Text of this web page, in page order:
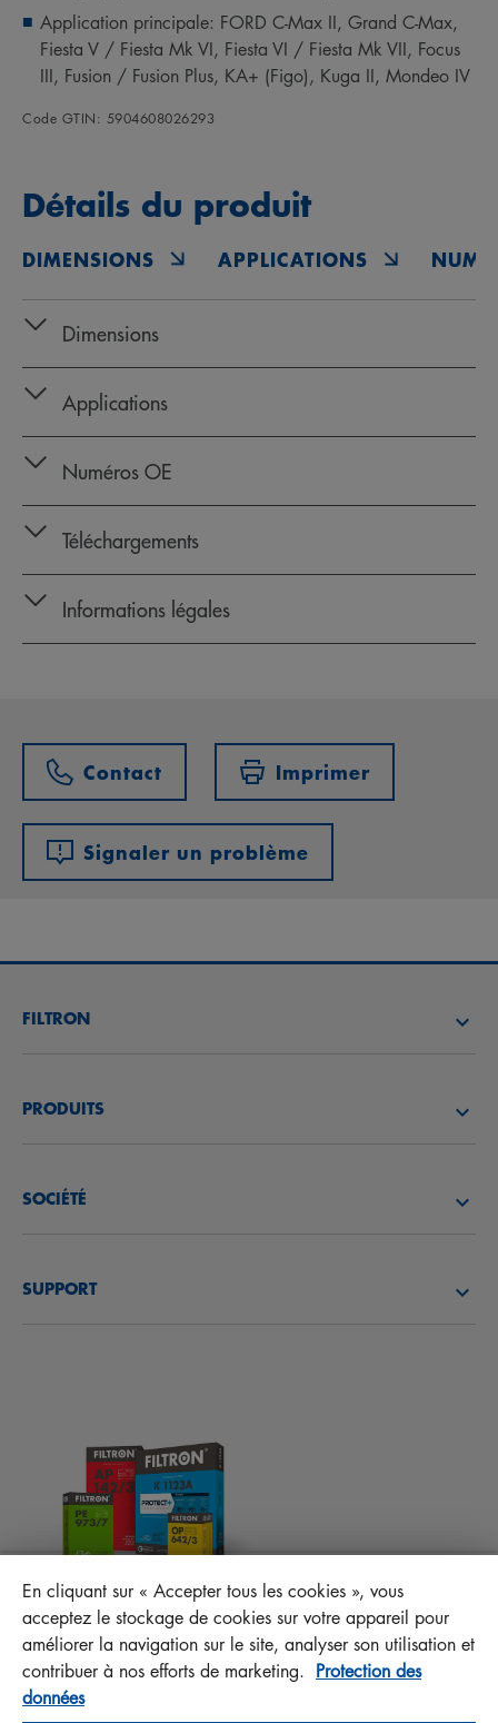
Application principale: FORD C-Max II, Grand C-Max,
Fiesta V / Fiesta Mk VI, Fiesta VI / Fiesta Mk VII, Focus
III, Fusion / Fusion Plus, KA+ (Figo), Kuga II, Mondeo IV
Code GTIN: 5904608026293
Détails du produit
DIMENSIONS APPLICATIONS
Dimensions
Applications
Numéros OE
Téléchargements
Informations légales
Contact Imprimer
Signaler un problème
FILTRON
TROUVEZ UN DISTRIBUTEUR
PRODUITS
PROTECT+
SOCIÉTÉ
SUPPORT
FAQ
MANN+HUMMEL FT Poland
Sp. z o. o. Sp. k.
ul. Wrocławska 145, 63-800 GOSTYŃ, POLAND
Privacy Statement
En cliquant sur « Accepter tous les cookies », vous
acceptez le stockage de cookies sur votre appareil pour
améliorer la navigation sur le site, analyser son utilisation et
contribuer à nos efforts de marketing. Protection des
données